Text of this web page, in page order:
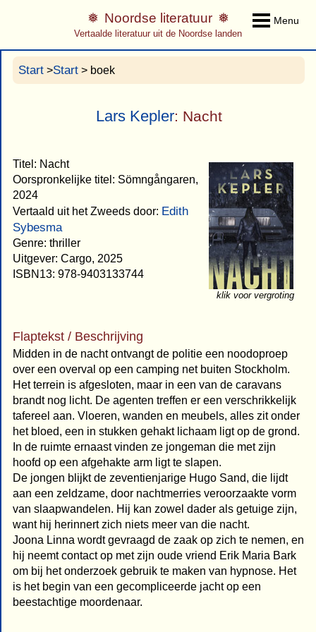
Menu
Noordse literatuur
Vertaalde literatuur uit de Noordse landen
Start >Start > boek
Lars Kepler: Nacht
klik voor vergroting
Titel: Nacht
Oorspronkelijke titel: Sömngångaren,
2024
Vertaald uit het Zweeds door: Edith
Sybesma
Genre: thriller
Uitgever: Cargo, 2025
ISBN13: 978-9403133744
Flaptekst / Beschrijving
Midden in de nacht ontvangt de politie een noodoproep
over een overval op een camping net buiten Stockholm.
Het terrein is afgesloten, maar in een van de caravans
brandt nog licht. De agenten treffen er een verschrikkelijk
tafereel aan. Vloeren, wanden en meubels, alles zit onder
het bloed, een in stukken gehakt lichaam ligt op de grond.
In de ruimte ernaast vinden ze jongeman die met zijn
hoofd op een afgehakte arm ligt te slapen.
De jongen blijkt de zeventienjarige Hugo Sand, die lijdt
aan een zeldzame, door nachtmerries veroorzaakte vorm
van slaapwandelen. Hij kan zowel dader als getuige zijn,
want hij herinnert zich niets meer van die nacht.
Joona Linna wordt gevraagd de zaak op zich te nemen, en
hij neemt contact op met zijn oude vriend Erik Maria Bark
om bij het onderzoek gebruik te maken van hypnose. Het
is het begin van een gecompliceerde jacht op een
beestachtige moordenaar.